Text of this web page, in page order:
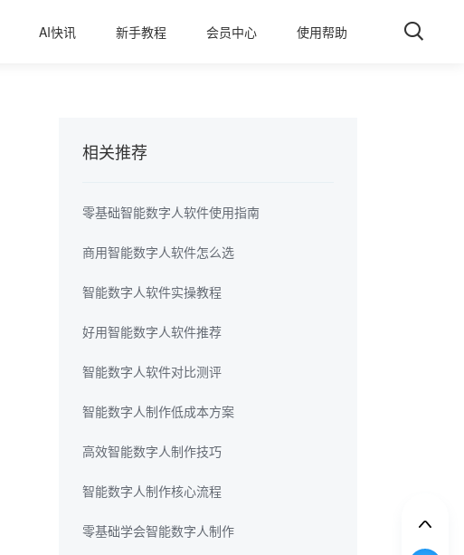
AI快讯 新手教程 会员中心 使用帮助
相关推荐
零基础智能数字人软件使用指南
商用智能数字人软件怎么选
智能数字人软件实操教程
好用智能数字人软件推荐
智能数字人软件对比测评
智能数字人制作低成本方案
高效智能数字人制作技巧
智能数字人制作核心流程
零基础学会智能数字人制作